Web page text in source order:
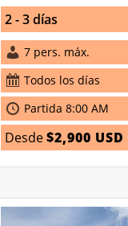
2 - 3 días
7 pers. máx.
Todos los días
Partida 8:00 AM
Desde$2,900 USD